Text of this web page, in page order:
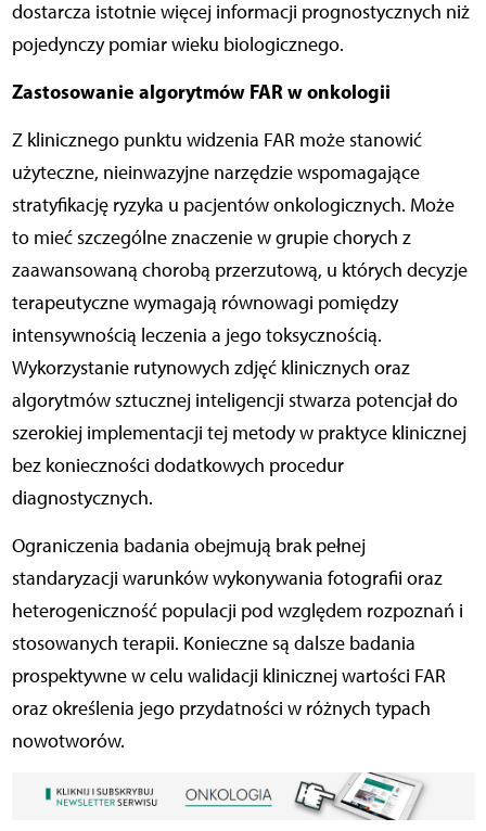
dostarcza istotnie więcej informacji prognostycznych niż
pojedynczy pomiar wieku biologicznego.
Zastosowanie algorytmów FAR w onkologii
Z klinicznego punktu widzenia FAR może stanowić
użyteczne, nieinwazyjne narzędzie wspomagające
stratyfikację ryzyka u pacjentów onkologicznych. Może
to mieć szczególne znaczenie w grupie chorych z
zaawansowaną chorobą przerzutową, u których decyzje
terapeutyczne wymagają równowagi pomiędzy
intensywnością leczenia a jego toksycznością.
Wykorzystanie rutynowych zdjęć klinicznych oraz
algorytmów sztucznej inteligencji stwarza potencjał do
szerokiej implementacji tej metody w praktyce klinicznej
bez konieczności dodatkowych procedur
diagnostycznych.
Ograniczenia badania obejmują brak pełnej
standaryzacji warunków wykonywania fotografii oraz
heterogeniczność populacji pod względem rozpoznań i
stosowanych terapii. Konieczne są dalsze badania
prospektywne w celu walidacji klinicznej wartości FAR
oraz określenia jego przydatności w różnych typach
nowotworów.